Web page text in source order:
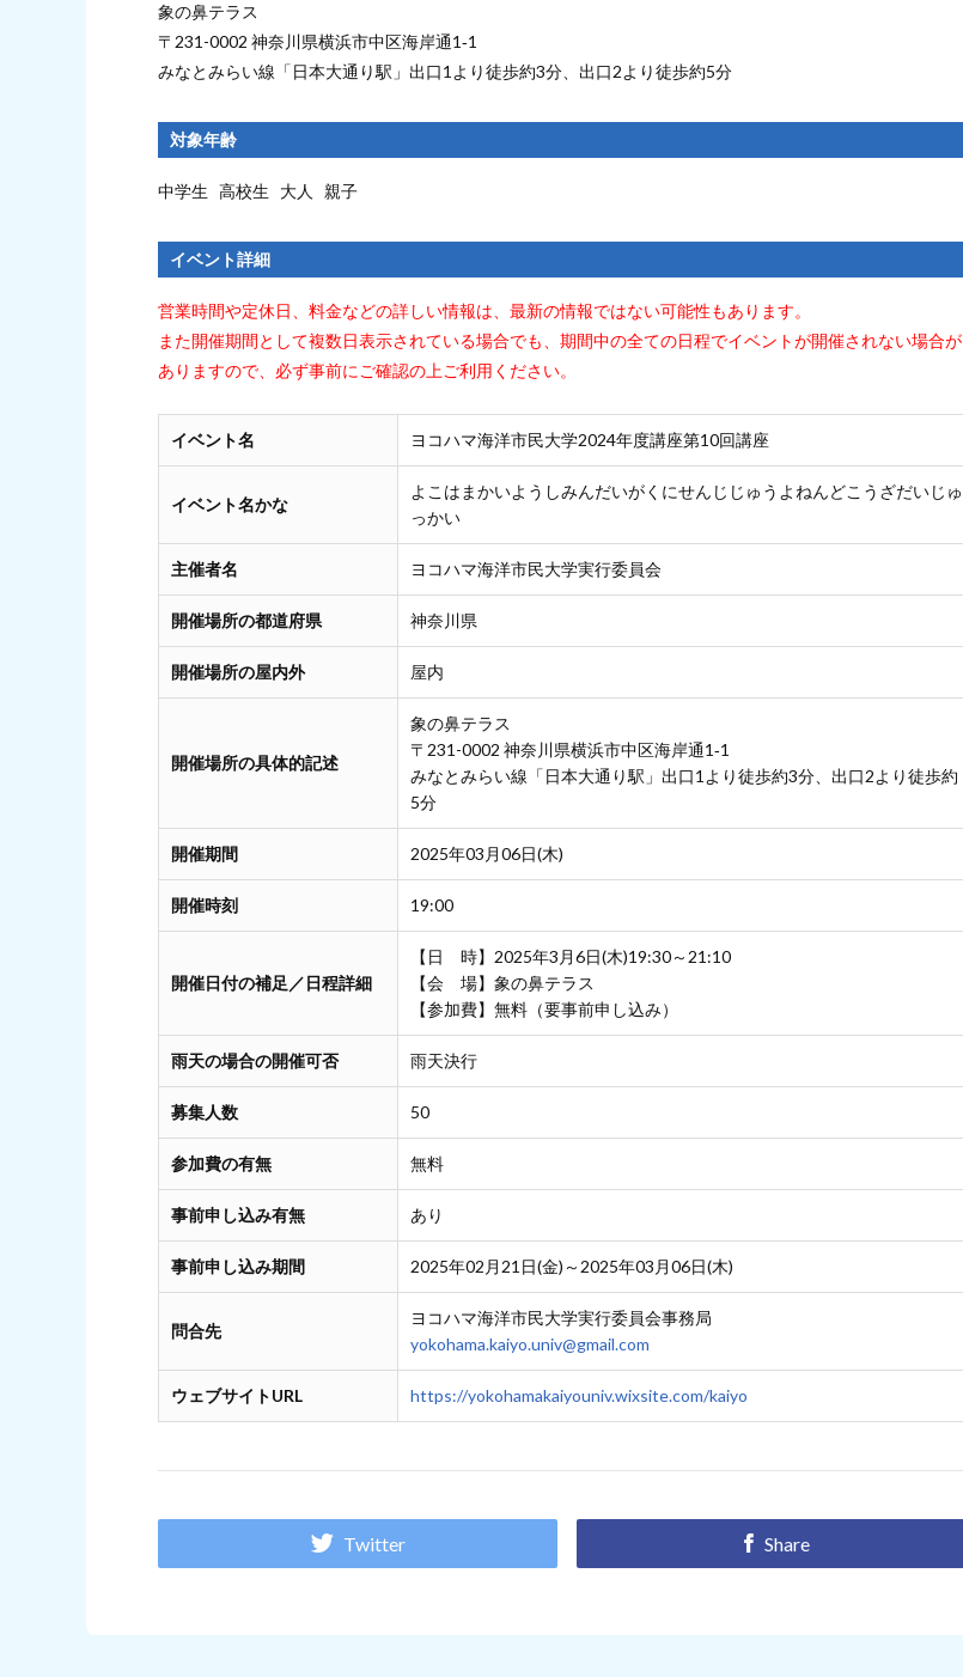
象の鼻テラス
〒231-0002 神奈川県横浜市中区海岸通1‐1
みなとみらい線「日本大通り駅」出口1より徒歩約3分、出口2より徒歩約5分
対象年齢
中学生 高校生 大人 親子
イベント詳細
営業時間や定休日、料金などの詳しい情報は、最新の情報ではない可能性もあります。
また開催期間として複数日表示されている場合でも、期間中の全ての日程でイベントが開催されない場合が
ありますので、必ず事前にご確認の上ご利用ください。
イベント名 ヨコハマ海洋市民大学2024年度講座第10回講座
イベント名かな
よこはまかいようしみんだいがくにせんじじゅうよねんどこうざだいじゅ
っかい
主催者名 ヨコハマ海洋市民大学実行委員会
開催場所の都道府県 神奈川県
開催場所の屋内外 屋内
開催場所の具体的記述
象の鼻テラス
〒231-0002 神奈川県横浜市中区海岸通1‐1
みなとみらい線「日本大通り駅」出口1より徒歩約3分、出口2より徒歩約
5分
開催期間 2025年03月06日(木)
開催時刻 19:00
開催日付の補足／日程詳細
【日 時】2025年3月6日(木)19:30～21:10
【会 場】象の鼻テラス
【参加費】無料（要事前申し込み）
雨天の場合の開催可否 雨天決行
募集人数 50
参加費の有無 無料
事前申し込み有無 あり
事前申し込み期間 2025年02月21日(金)～2025年03月06日(木)
問合先
ヨコハマ海洋市民大学実行委員会事務局
yokohama.kaiyo.univ@gmail.com
ウェブサイトURL https://yokohamakaiyouniv.wixsite.com/kaiyo
Twitter Share